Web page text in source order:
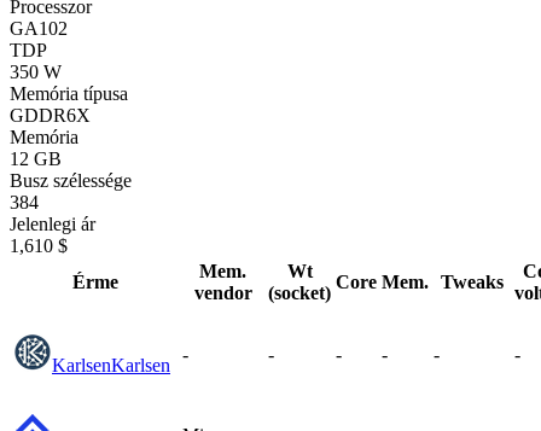
Processzor
GA102
TDP
350 W
Memória típusa
GDDR6X
Memória
12 GB
Busz szélessége
384
Jelenlegi ár
1,610 $
Érme
Mem.
vendor
Wt
(socket)
Core Mem. Tweaks
KarlsenKarlsen
- - - - - -